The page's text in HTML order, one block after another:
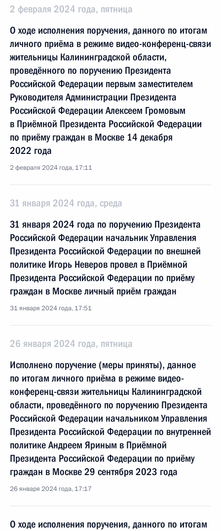
2 февраля 2024 года, пятница
О ходе исполнения поручения, данного по итогам
личного приёма в режиме видео-конференц-связи
жительницы Калининградской области,
проведённого по поручению Президента
Российской Федерации первым заместителем
Руководителя Администрации Президента
Российской Федерации Алексеем Громовым
в Приёмной Президента Российской Федерации
по приёму граждан в Москве 14 декабря
2022 года
2 февраля 2024 года, 17:11
31 января 2024 года, среда
31 января 2024 года по поручению Президента
Российской Федерации начальник Управления
Президента Российской Федерации по внешней
политике Игорь Неверов провел в Приёмной
Президента Российской Федерации по приёму
граждан в Москве личный приём граждан
31 января 2024 года, 17:51
26 января 2024 года, пятница
Исполнено поручение (меры приняты), данное
по итогам личного приёма в режиме видео-
конференц-связи жительницы Калининградской
области, проведённого по поручению Президента
Российской Федерации начальником Управления
Президента Российской Федерации по внутренней
политике Андреем Яриным в Приёмной
Президента Российской Федерации по приёму
граждан в Москве 29 сентября 2023 года
26 января 2024 года, 17:17
О ходе исполнения поручения, данного по итогам